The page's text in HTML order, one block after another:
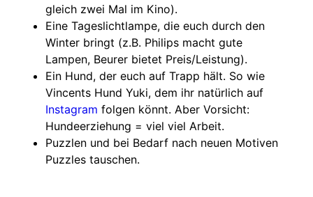
gleich zwei Mal im Kino).
Eine Tageslichtlampe, die euch durch den
Winter bringt (z.B. Philips macht gute
Lampen, Beurer bietet Preis/Leistung).
Ein Hund, der euch auf Trapp hält. So wie
Vincents Hund Yuki, dem ihr natürlich auf
Instagram folgen könnt. Aber Vorsicht:
Hundeerziehung = viel viel Arbeit.
Puzzlen und bei Bedarf nach neuen Motiven
Puzzles tauschen.